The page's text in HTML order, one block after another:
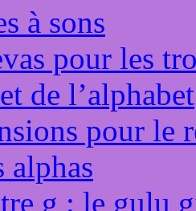
à sons
pour les
de l’alphabet
pour le
alphas
g : le gulu